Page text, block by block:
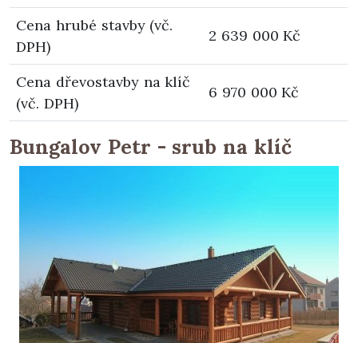
Cena hrubé stavby (vč.
DPH)
2 639 000 Kč
Cena dřevostavby na klíč
(vč. DPH)
6 970 000 Kč
Bungalov Petr - srub na klíč